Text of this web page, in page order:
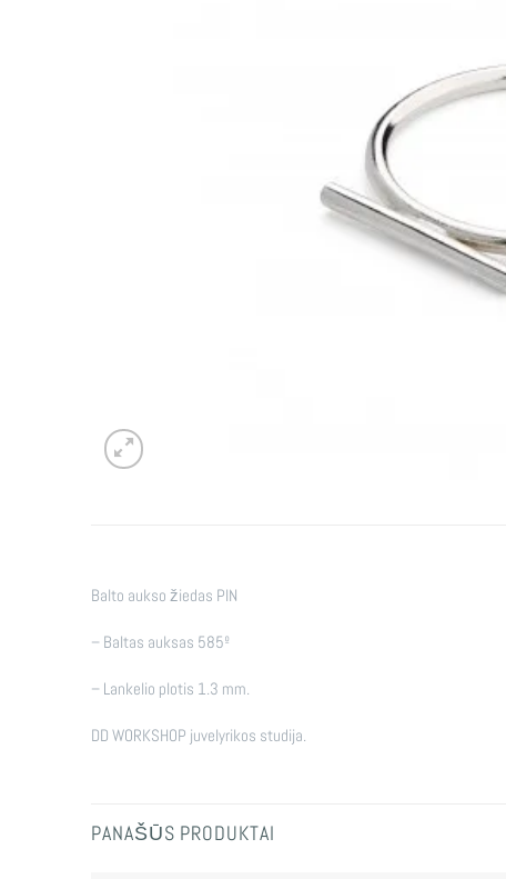
Balto aukso žiedas PIN
– Baltas auksas 585º
– Lankelio plotis 1.3 mm.
DD WORKSHOP juvelyrikos studija.
PANAŠŪS PRODUKTAI